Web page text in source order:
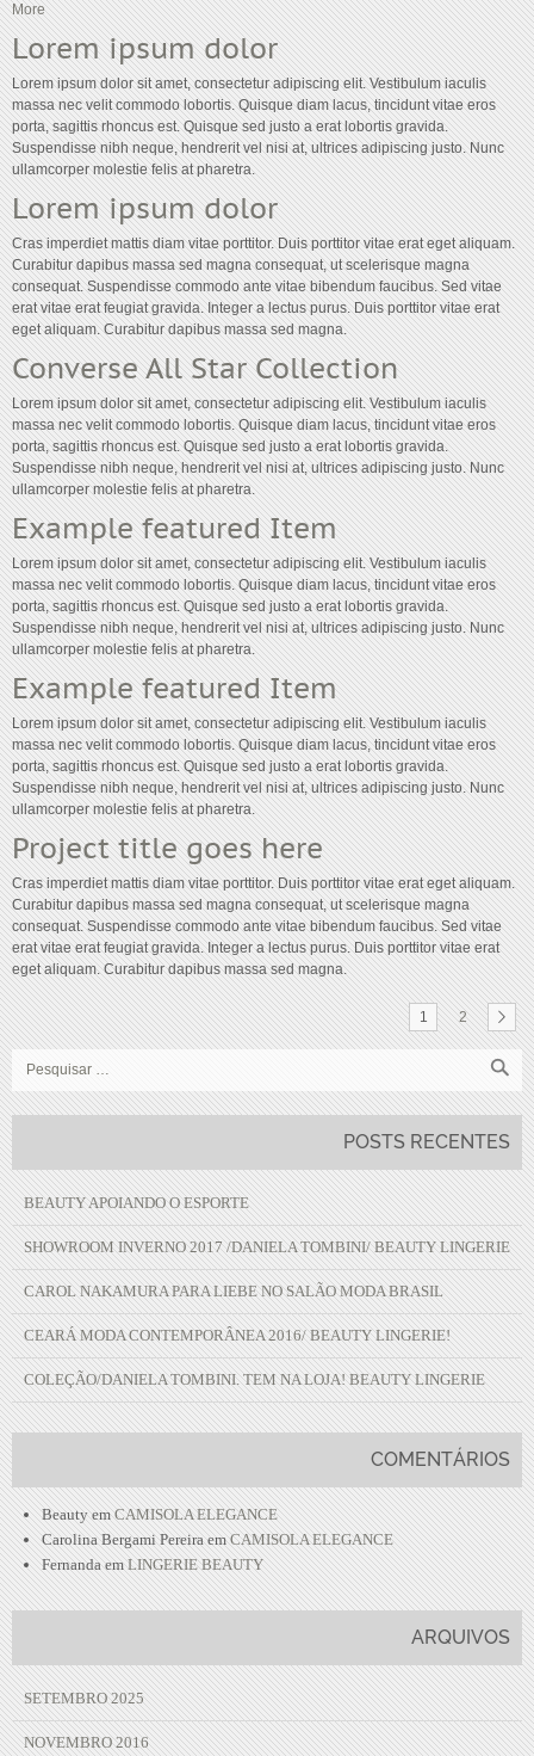
More
Lorem ipsum dolor
Lorem ipsum dolor sit amet, consectetur adipiscing elit. Vestibulum iaculis
massa nec velit commodo lobortis. Quisque diam lacus, tincidunt vitae eros
porta, sagittis rhoncus est. Quisque sed justo a erat lobortis gravida.
Suspendisse nibh neque, hendrerit vel nisi at, ultrices adipiscing justo. Nunc
ullamcorper molestie felis at pharetra.
Lorem ipsum dolor
Cras imperdiet mattis diam vitae porttitor. Duis porttitor vitae erat eget aliquam.
Curabitur dapibus massa sed magna consequat, ut scelerisque magna
consequat. Suspendisse commodo ante vitae bibendum faucibus. Sed vitae
erat vitae erat feugiat gravida. Integer a lectus purus. Duis porttitor vitae erat
eget aliquam. Curabitur dapibus massa sed magna.
Converse All Star Collection
Lorem ipsum dolor sit amet, consectetur adipiscing elit. Vestibulum iaculis
massa nec velit commodo lobortis. Quisque diam lacus, tincidunt vitae eros
porta, sagittis rhoncus est. Quisque sed justo a erat lobortis gravida.
Suspendisse nibh neque, hendrerit vel nisi at, ultrices adipiscing justo. Nunc
ullamcorper molestie felis at pharetra.
Example featured Item
Lorem ipsum dolor sit amet, consectetur adipiscing elit. Vestibulum iaculis
massa nec velit commodo lobortis. Quisque diam lacus, tincidunt vitae eros
porta, sagittis rhoncus est. Quisque sed justo a erat lobortis gravida.
Suspendisse nibh neque, hendrerit vel nisi at, ultrices adipiscing justo. Nunc
ullamcorper molestie felis at pharetra.
Example featured Item
Lorem ipsum dolor sit amet, consectetur adipiscing elit. Vestibulum iaculis
massa nec velit commodo lobortis. Quisque diam lacus, tincidunt vitae eros
porta, sagittis rhoncus est. Quisque sed justo a erat lobortis gravida.
Suspendisse nibh neque, hendrerit vel nisi at, ultrices adipiscing justo. Nunc
ullamcorper molestie felis at pharetra.
Project title goes here
Cras imperdiet mattis diam vitae porttitor. Duis porttitor vitae erat eget aliquam.
Curabitur dapibus massa sed magna consequat, ut scelerisque magna
consequat. Suspendisse commodo ante vitae bibendum faucibus. Sed vitae
erat vitae erat feugiat gravida. Integer a lectus purus. Duis porttitor vitae erat
eget aliquam. Curabitur dapibus massa sed magna.
1 2
POSTS RECENTES
BEAUTY APOIANDO O ESPORTE
SHOWROOM INVERNO 2017 /DANIELA TOMBINI/ BEAUTY LINGERIE
CAROL NAKAMURA PARA LIEBE NO SALÃO MODA BRASIL
CEARÁ MODA CONTEMPORÂNEA 2016/ BEAUTY LINGERIE!
COLEÇÃO/DANIELA TOMBINI. TEM NA LOJA! BEAUTY LINGERIE
COMENTÁRIOS
BeautyemCAMISOLA ELEGANCE
Carolina Bergami PereiraemCAMISOLA ELEGANCE
FernandaemLINGERIE BEAUTY
ARQUIVOS
SETEMBRO 2025
NOVEMBRO 2016